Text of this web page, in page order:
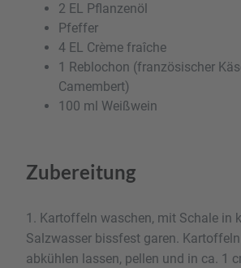
2 EL Pflanzenöl
Pfeffer
4 EL Crème fraîche
1 Reblochon (französischer
Camembert)
100 ml Weißwein
Zubereitung
1. Kartoffeln waschen, mit Schale in
Salzwasser bissfest garen.
abkühlen lassen, pellen und in ca. 1